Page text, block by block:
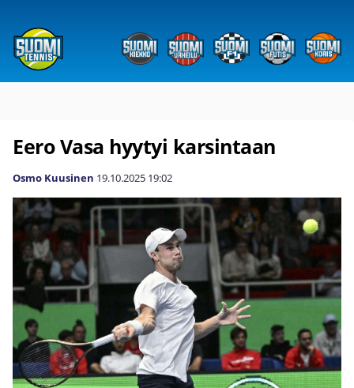
Eero Vasa hyytyi karsintaan
Osmo Kuusinen 19.10.2025 19:02